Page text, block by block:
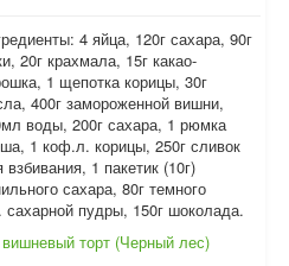
4 яйца, 120г сахара, 90г
20г крахмала, 15г какао-
1 щепотка корицы, 30г
400г замороженной вишни,
воды, 200г сахара, 1 рюмка
1 коф.л. корицы, 250г сливок
взбивания, 1 пакетик (10г)
сахара, 80г темного
пудры, 150г шоколада.
торт (Черный лес)